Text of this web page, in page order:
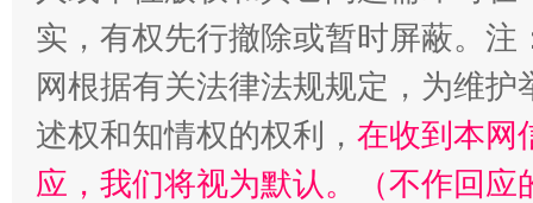
扯下公款旅游的“隐身衣” 如何以
实，有权先行撤除或暂时屏蔽。
网根据有关法律法规规定，为维
述权和知情权的权利， 在收到本网
应，我们将视为默认。（不作回应